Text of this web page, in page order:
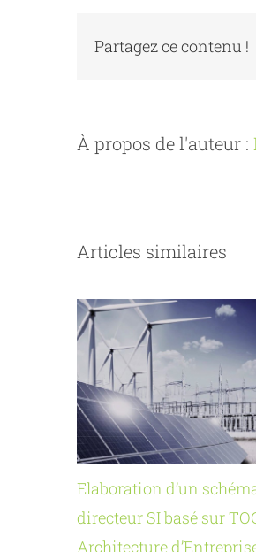
Partagez ce contenu !
À propos de l'auteur :
Articles similaires
Elaboration d’un
directeur SI basé sur
Architecture